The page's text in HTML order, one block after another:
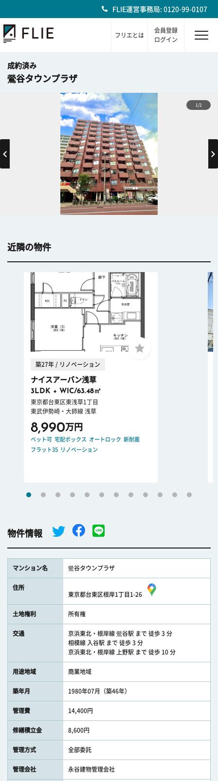
FLIE運営事務局: 0120-99-0107
フリエとは
会員登録
ログイン
成約済み
鶯谷タウンプラザ
1/2
近隣の物件
築27年 / リノベーション
ナイスアーバン浅草
3LDK + WIC/63.48㎡
東京都台東区東浅草1丁目
東武伊勢崎・大師線 浅草
8,990万円
ペット可 宅配ボックス オートロック 新耐震
フラット35
リノベーション
物件情報
マンション名 鶯谷タウンプラザ
住所
東京都台東区根岸1丁目1-26
土地権利 所有権
交通
京浜東北・根岸線 鶯谷駅 まで 徒歩 3 分
相模線 入谷駅 まで 徒歩 3 分
京浜東北・根岸線 上野駅 まで 徒歩 10 分
用途地域 商業地域
築年月 1980年07月（築46年）
管理費 14,400円
修繕積立金 8,600円
管理方式 全部委託
管理会社 永谷建物管理会社